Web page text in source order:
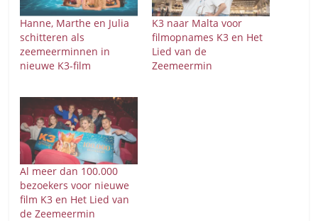
Hanne, Marthe en Julia
schitteren als
zeemeerminnen in
nieuwe K3-film
K3 naar Malta voor
filmopnames K3 en Het
Lied van de
Zeemeermin
Al meer dan 100.000
bezoekers voor nieuwe
film K3 en Het Lied van
de Zeemeermin